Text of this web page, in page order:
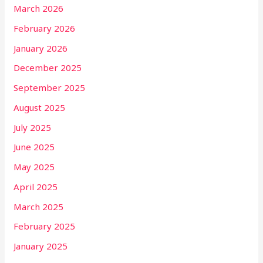
March 2026
February 2026
January 2026
December 2025
September 2025
August 2025
July 2025
June 2025
May 2025
April 2025
March 2025
February 2025
January 2025